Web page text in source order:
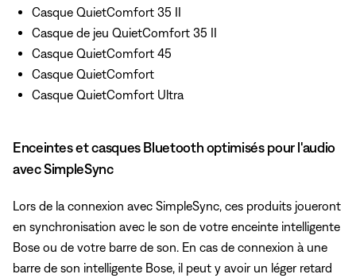
Casque QuietComfort 35 II
Casque de jeu QuietComfort 35 II
Casque QuietComfort 45
Casque QuietComfort
Casque QuietComfort Ultra
Enceintes et casques Bluetooth optimisés pour l'audio
avec SimpleSync
Lors de la connexion avec SimpleSync, ces produits joueront
en synchronisation avec le son de votre enceinte intelligente
Bose ou de votre barre de son. En cas de connexion à une
barre de son intelligente Bose, il peut y avoir un léger retard